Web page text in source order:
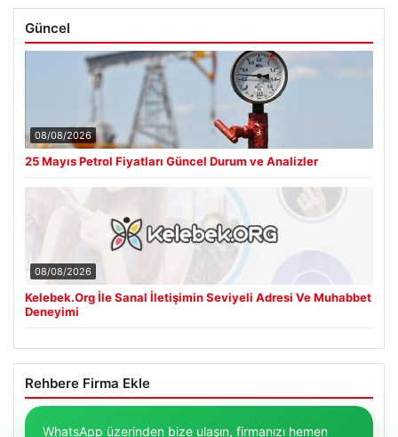
Güncel
08/08/2026
25 Mayıs Petrol Fiyatları Güncel Durum ve Analizler
08/08/2026
Kelebek.Org İle Sanal İletişimin Seviyeli Adresi Ve Muhabbet
Deneyimi
Rehbere Firma Ekle
WhatsApp üzerinden bize ulaşın, firmanızı hemen